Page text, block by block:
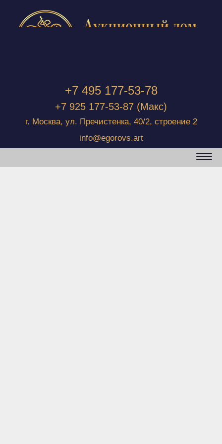
+7 495 177-53-78
+7 925 177-53-87 (Макс)
г. Москва, ул. Пречистенка, 40/2, строение 2
info@egorovs.art